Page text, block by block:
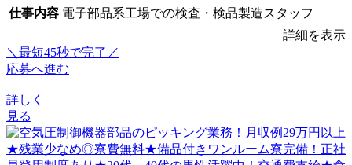
仕事内容 電子部品系工場での検査・検品製造スタッフ
詳細を表示
＼最短45秒で完了／
応募へ進む
詳しく
見る